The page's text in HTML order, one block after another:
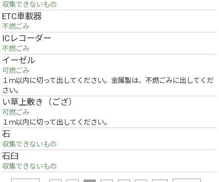
収集できないもの
ETC車載器
不燃ごみ
ICレコーダー
不燃ごみ
イーゼル
可燃ごみ
１ｍ以内に切って出してください。金属製は、不燃ごみに出してくだ
さい。
い草上敷き（ござ）
可燃ごみ
１ｍ以内に切って出してください。
石
収集できないもの
石臼
収集できないもの